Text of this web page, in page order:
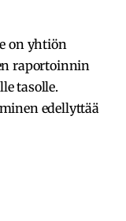
on yhtiön
raportoinnin
tasolle.
edellyttää